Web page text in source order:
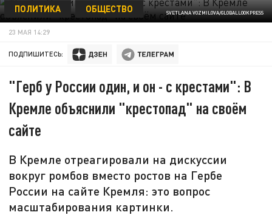
SVETLANA VOZMILOVA/GLOBALLOOKPRESS
ПОЛИТИКА ОБЩЕСТВО
23 МАЯ 14:29
ПОДПИШИТЕСЬ:
"Герб у России один, и он - с крестами": В
Кремле объяснили "крестопад" на своём
сайте
В Кремле отреагировали на дискуссии
вокруг ромбов вместо ростов на Гербе
России на сайте Кремля: это вопрос
масштабирования картинки.